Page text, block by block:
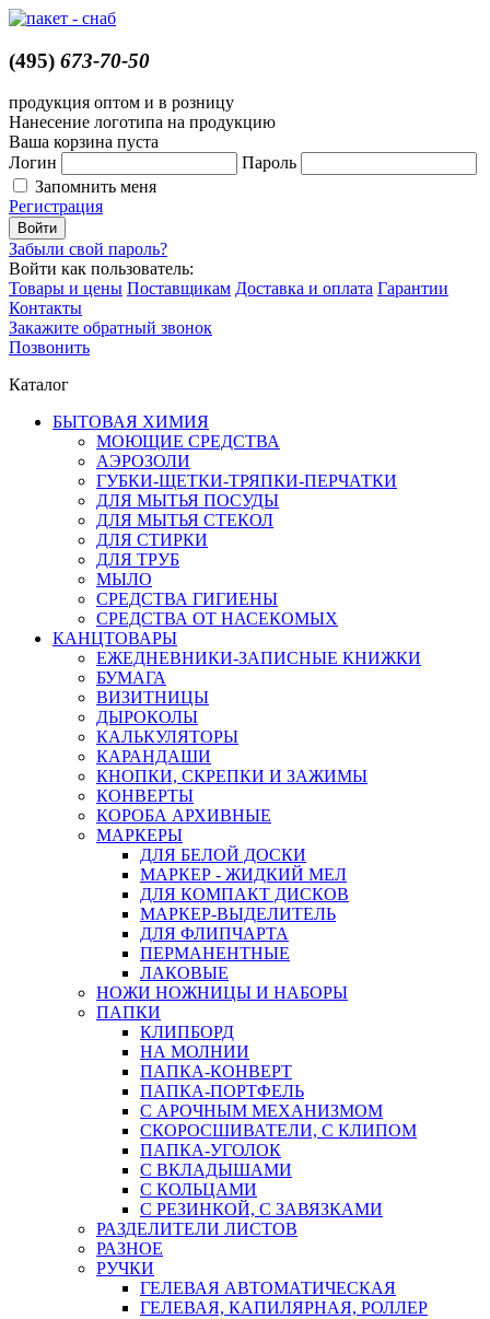
(495) 673-70-50
продукция оптом и в розницу
Нанесение логотипа на продукцию
Ваша корзина пуста
Логин
Пароль
Запомнить меня
Регистрация
Забыли свой пароль?
Войти как пользователь:
Товары и цены Поставщикам Доставка и оплата Гарантии
Контакты
Закажите обратный звонок
Позвонить
Каталог
БЫТОВАЯ ХИМИЯ
МОЮЩИЕ СРЕДСТВА
АЭРОЗОЛИ
ГУБКИ-ЩЕТКИ-ТРЯПКИ-ПЕРЧАТКИ
ДЛЯ МЫТЬЯ ПОСУДЫ
ДЛЯ МЫТЬЯ СТЕКОЛ
ДЛЯ СТИРКИ
ДЛЯ ТРУБ
МЫЛО
СРЕДСТВА ГИГИЕНЫ
СРЕДСТВА ОТ НАСЕКОМЫХ
КАНЦТОВАРЫ
ЕЖЕДНЕВНИКИ-ЗАПИСНЫЕ КНИЖКИ
БУМАГА
ВИЗИТНИЦЫ
ДЫРОКОЛЫ
КАЛЬКУЛЯТОРЫ
КАРАНДАШИ
КНОПКИ, СКРЕПКИ И ЗАЖИМЫ
КОНВЕРТЫ
КОРОБА АРХИВНЫЕ
МАРКЕРЫ
ДЛЯ БЕЛОЙ ДОСКИ
МАРКЕР - ЖИДКИЙ МЕЛ
ДЛЯ КОМПАКТ ДИСКОВ
МАРКЕР-ВЫДЕЛИТЕЛЬ
ДЛЯ ФЛИПЧАРТА
ПЕРМАНЕНТНЫЕ
ЛАКОВЫЕ
НОЖИ НОЖНИЦЫ И НАБОРЫ
ПАПКИ
КЛИПБОРД
НА МОЛНИИ
ПАПКА-КОНВЕРТ
ПАПКА-ПОРТФЕЛЬ
С АРОЧНЫМ МЕХАНИЗМОМ
СКОРОСШИВАТЕЛИ, С КЛИПОМ
ПАПКА-УГОЛОК
С ВКЛАДЫШАМИ
С КОЛЬЦАМИ
С РЕЗИНКОЙ, С ЗАВЯЗКАМИ
РАЗДЕЛИТЕЛИ ЛИСТОВ
РАЗНОЕ
РУЧКИ
ГЕЛЕВАЯ АВТОМАТИЧЕСКАЯ
ГЕЛЕВАЯ, КАПИЛЯРНАЯ, РОЛЛЕР